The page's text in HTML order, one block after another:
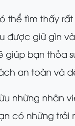
thể tìm thấy
được giữ gìn
giúp bạn thỏa
an toàn và
những nhân
có những